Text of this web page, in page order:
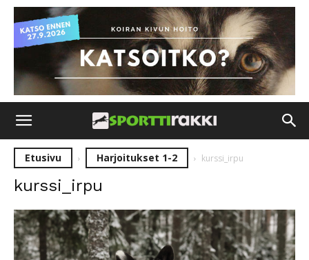
Etusivu Harjoitukset 1-2 kurssi_irpu
kurssi_irpu